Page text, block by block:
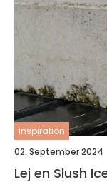
inspiration
02. September 2024
Lej en Slush